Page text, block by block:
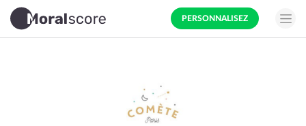
PERSONNALISEZ